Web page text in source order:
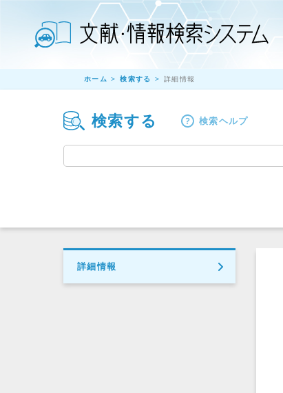
ホーム 検索する 詳細情報
検索する 検索ヘルプ
詳細情報